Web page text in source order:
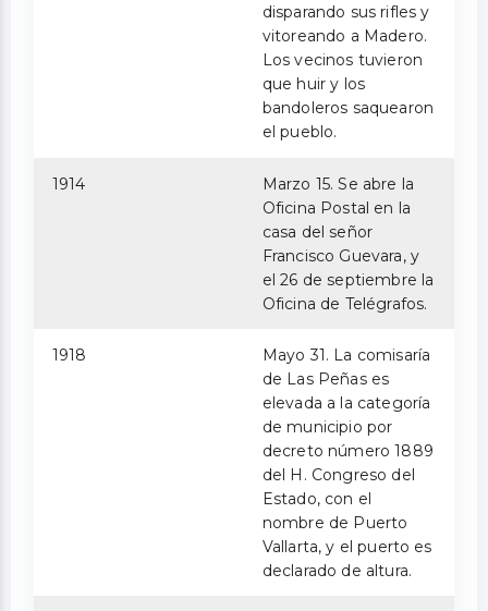
disparando sus rifles y
vitoreando a Madero.
Los vecinos tuvieron
que huir y los
bandoleros saquearon
el pueblo.
1914
Marzo 15. Se abre la
Oficina Postal en la
casa del señor
Francisco Guevara, y
el 26 de septiembre la
Oficina de Telégrafos.
1918
Mayo 31. La comisaría
de Las Peñas es
elevada a la categoría
de municipio por
decreto número 1889
del H. Congreso del
Estado, con el
nombre de Puerto
Vallarta, y el puerto es
declarado de altura.